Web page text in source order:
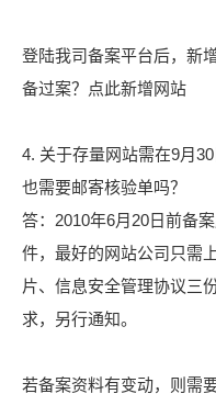
登陆我司备案平台后，新
备过案？点此新增网站
4. 关于存量网站需在9月
也需要邮寄核验单吗？
答：2010年6月20日前备
件，最好的网站公司只需
片、信息安全管理协议三
求，另行通知。
若备案资料有变动，则需